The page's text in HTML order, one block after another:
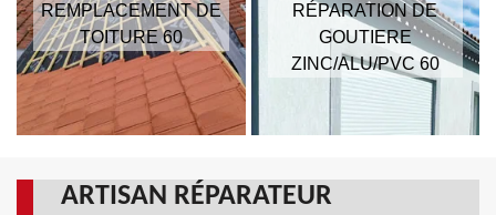
REMPLACEMENT DE
TOITURE 60
RÉPARATION DE
GOUTIERE
ZINC/ALU/PVC 60
ARTISAN RÉPARATEUR